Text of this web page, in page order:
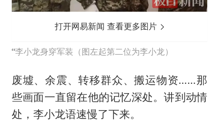
打开网易新闻 查看更多图片
李小龙身穿军装（图左起第二位为李小龙）
废墟、余震、转移群众、搬运物资……那
些画面一直留在他的记忆深处。讲到动情
处，李小龙语速慢了下来。